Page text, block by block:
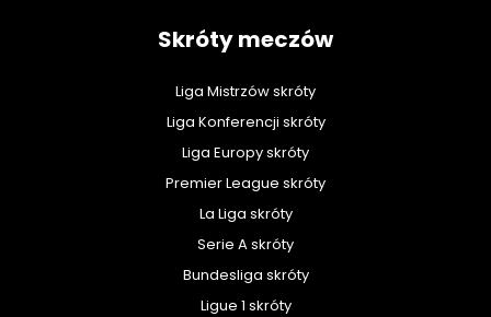
Skróty meczów
Liga Mistrzów skróty
Liga Konferencji skróty
Liga Europy skróty
Premier League skróty
La Liga skróty
Serie A skróty
Bundesliga skróty
Ligue 1 skróty